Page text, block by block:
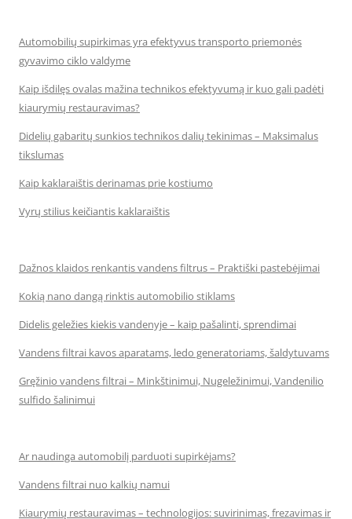
Automobilių supirkimas yra efektyvus transporto priemonės
gyvavimo ciklo valdyme
Kaip išdilęs ovalas mažina technikos efektyvumą ir kuo gali padėti
kiaurymių restauravimas?
Didelių gabaritų sunkios technikos dalių tekinimas – Maksimalus
tikslumas
Kaip kaklaraištis derinamas prie kostiumo
Vyrų stilius keičiantis kaklaraištis
Dažnos klaidos renkantis vandens filtrus – Praktiški pastebėjimai
Kokią nano dangą rinktis automobilio stiklams
Didelis geležies kiekis vandenyje – kaip pašalinti, sprendimai
Vandens filtrai kavos aparatams, ledo generatoriams, šaldytuvams
Gręžinio vandens filtrai – Minkštinimui, Nugeležinimui, Vandenilio
sulfido šalinimui
Ar naudinga automobilį parduoti supirkėjams?
Vandens filtrai nuo kalkių namui
Kiaurymių restauravimas – technologijos: suvirinimas, frezavimas ir